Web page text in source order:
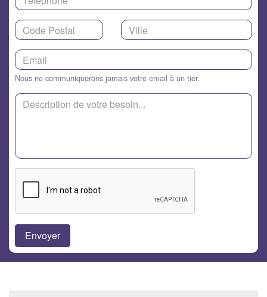
Nous ne communiquerons jamais votre email à un tier.